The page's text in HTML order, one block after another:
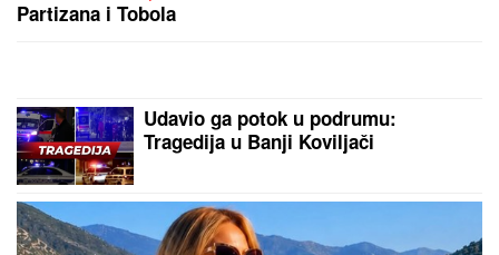
NASTUPU U BUDVISkočili odmah da
joj pomognu - Prija i nova snajka